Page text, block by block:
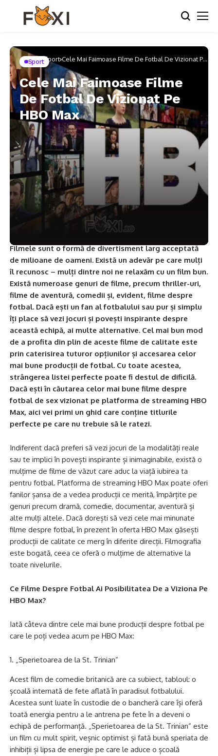
Home Sport Cele Mai Faimoase Filme De Fotbal De Vizionat Pe
HBO Max
Sport
Cele Mai Faimoase Filme
De Fotbal De Vizionat Pe
HBO Max
Filmele sunt o formă de divertisment larg acceptată
de milioane de oameni. Există un adevăr pe care mulți
îl recunosc – mulți dintre noi ne relaxăm cu un film bun.
Există numeroase genuri de filme, precum thriller-uri,
filme de aventură, comedii și, evident, filme despre
fotbal. Dacă ești un fan al fotbalului sau pur și simplu
îți place să vezi jocuri și povești inspirante despre
această echipă, ai multe alternative. Cel mai bun mod
de a profita din plin de aceste filme de calitate este
prin caterisirea tuturor opțiunilor și accesarea celor
mai bune producții de fotbal. Cu toate acestea,
strângerea listei perfecte poate fi destul de dificilă.
Dacă ești în căutarea celor mai bune filme despre
fotbal de sex vizionat pe platforma de streaming HBO
Max, aici vei primi un ghid care conține titlurile
perfecte pe care nu trebuie să le ratezi.
Indiferent dacă preferi să vezi jocuri de la modalități reale
sau te implici în povești inspirante și inimaginabile, există o
mulțime de filme de văzut care aduc la viață iubirea ta
pentru fotbal. Platforma de streaming HBO Max poate oferi
fanilor șansa de a vedea producții ce merită, împărțite pe
genuri precum dramă, comedie, documentar, aventură și
alte mulți altele. Dacă dorești să vezi cele mai minunate
filme despre fotbal, în prezent în oferta HBO Max găsești
producții de calitate ce merg în diferite direcții. Filmografia
este bogată, ceea ce oferă o mulțime de alternative la
toate nivelurile.
Ce Filme Despre Fotbal Ai Posibilitatea De a Viziona Pe
HBO Max?
Iată câteva dintre cele mai bune producții despre fotbal pe
care le poți vedea acum pe HBO Max:
„Sperietoarea de la St. Trinian”
Acest film de comedie britanică are ca subiect, tabloul: o
școală internată de fete aflată în paradisul fotbalului.
Acestea sunt luate în custodie de o bancheră care își oferă
toată energia pentru a le antrena pe fete în a deveni o
echipă de performanță. „Sperietoarea de la St. Trinian” este
un film cu mult spirit, veșnic optimist și fată bună speriata de
inhibiții și lipsa de energie pe care le aduce o școală